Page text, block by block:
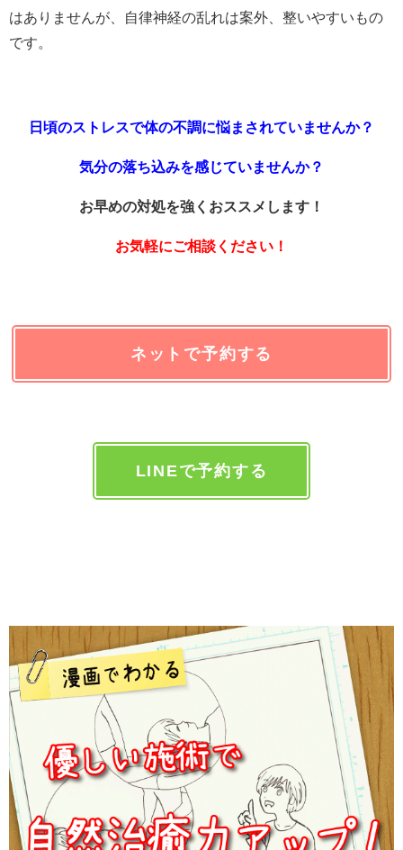
はありませんが、自律神経の乱れは案外、整いやすいもの
です。
日頃のストレスで体の不調に悩まされていませんか？
気分の落ち込みを感じていませんか？
お早めの対処を強くおススメします！
お気軽にご相談ください！
ネットで予約する
LINEで予約する